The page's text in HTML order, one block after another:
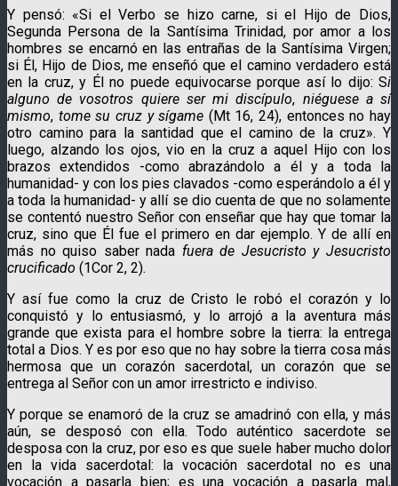
Y pensó: «Si el Verbo se hizo carne, si el Hijo de Dios,
Segunda Persona de la Santísima Trinidad, por amor a los
hombres se encarnó en las entrañas de la Santísima Virgen;
si Él, Hijo de Dios, me enseñó que el camino verdadero está
en la cruz, y Él no puede equivocarse porque así lo dijo: Si
alguno de vosotros quiere ser mi discípulo, niéguese a sí
mismo, tome su cruz y sígame (Mt 16, 24), entonces no hay
otro camino para la santidad que el camino de la cruz». Y
luego, alzando los ojos, vio en la cruz a aquel Hijo con los
brazos extendidos -como abrazándolo a él y a toda la
humanidad- y con los pies clavados -como esperándolo a él y
a toda la humanidad- y allí se dio cuenta de que no solamente
se contentó nuestro Señor con enseñar que hay que tomar la
cruz, sino que Él fue el primero en dar ejemplo. Y de allí en
más no quiso saber nada fuera de Jesucristo y Jesucristo
crucificado (1Cor 2, 2).
Y así fue como la cruz de Cristo le robó el corazón y lo
conquistó y lo entusiasmó, y lo arrojó a la aventura más
grande que exista para el hombre sobre la tierra: la entrega
total a Dios. Y es por eso que no hay sobre la tierra cosa más
hermosa que un corazón sacerdotal, un corazón que se
entrega al Señor con un amor irrestricto e indiviso.
Y porque se enamoró de la cruz se amadrinó con ella, y más
aún, se desposó con ella. Todo auténtico sacerdote se
desposa con la cruz, por eso es que suele haber mucho dolor
en la vida sacerdotal: la vocación sacerdotal no es una
vocación a pasarla bien; es una vocación a pasarla mal,